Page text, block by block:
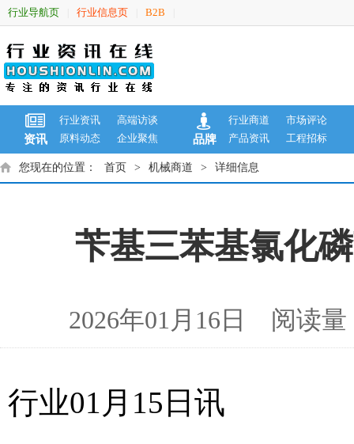
行业导航页 行业信息页 B2B
资讯
行业资讯
高端访谈
原料动态
企业聚焦 品牌
行业商道
市场评论
产品资讯
工程招标
您现在的位置： 首页 > 机械商道 > 详细信息
苄基三苯基氯化
2026年01月16日 阅读
行业01月15日讯